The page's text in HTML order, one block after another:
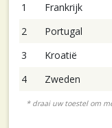
1
Frankrijk
2
Portugal
3
Kroatië
4
Zweden